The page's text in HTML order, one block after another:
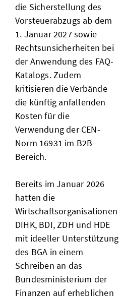
die Sicherstellung des
Vorsteuerabzugs ab dem
1. Januar 2027 sowie
Rechtsunsicherheiten bei
der Anwendung des FAQ-
Katalogs. Zudem
kritisieren die Verbände
die künftig anfallenden
Kosten für die
Verwendung der CEN-
Norm 16931 im B2B-
Bereich.
Bereits im Januar 2026
hatten die
Wirtschaftsorganisationen
DIHK, BDI, ZDH und HDE
mit ideeller Unterstützung
des BGA in einem
Schreiben an das
Bundesministerium der
Finanzen auf erheblichen